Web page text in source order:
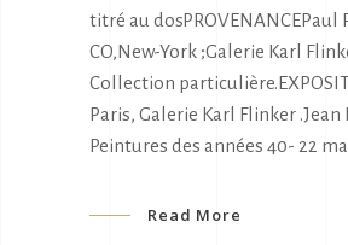
titré au dosPROVENANCEPaul
CO,New-York ;Galerie Karl
Collection
Paris, Galerie Karl Flinker .Jean
Peintures des années 40- 22
Read More